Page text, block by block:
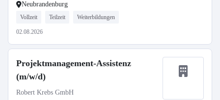
Neubrandenburg
Vollzeit Teilzeit Weiterbildungen
02.08.2026
Projektmanagement-Assistenz
(m/w/d)
Robert Krebs GmbH